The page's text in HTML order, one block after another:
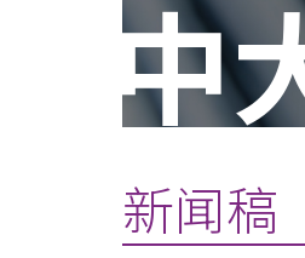
中
新闻稿